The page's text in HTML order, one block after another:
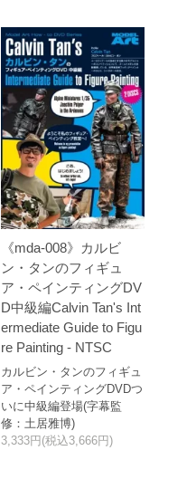
《mda-008》カルビ
ン・タンのフィギュ
ア・ペインティングDV
D中級編Calvin Tan's Int
ermediate Guide to Figu
re Painting - NTSC
カルビン・タンのフィギュ
ア・ペインティングDVDつ
いに中級編登場(字幕監
修：土居雅博)
3,333円(税込3,666円)